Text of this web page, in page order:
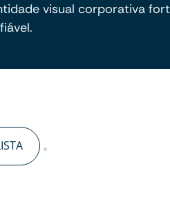
visual corporativa